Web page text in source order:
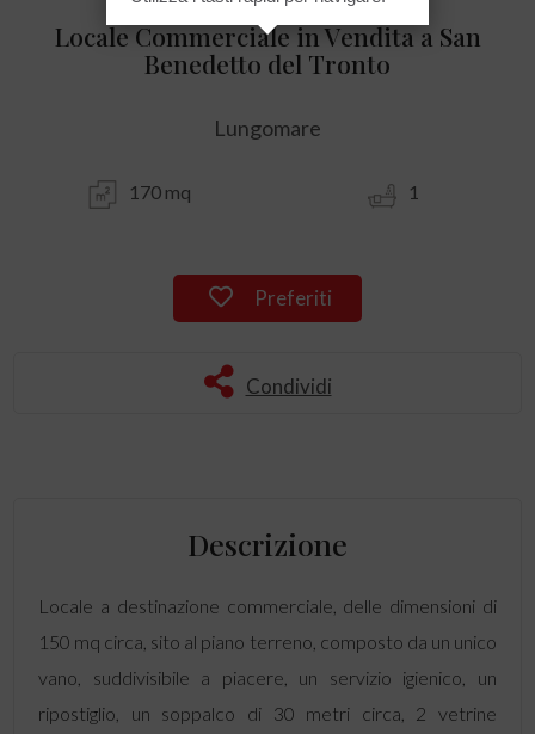
Locale Commerciale in Vendita a San
Benedetto del Tronto
Lungomare
170 mq 1
Preferiti
Condividi
Descrizione
Locale a destinazione commerciale, delle dimensioni di
150 mq circa, sito al piano terreno, composto da un unico
vano, suddivisibile a piacere, un servizio igienico, un
ripostiglio, un soppalco di 30 metri circa, 2 vetrine